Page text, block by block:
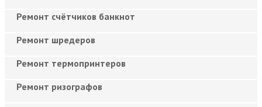
Ремонт счётчиков банкнот
Ремонт шредеров
Ремонт термопринтеров
Ремонт ризографов